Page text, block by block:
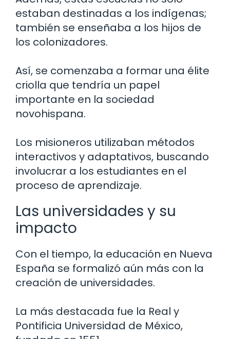
estaban destinadas a los indígenas;
también se enseñaba a los hijos de
los colonizadores.
Así, se comenzaba a formar una élite
criolla que tendría un papel
importante en la sociedad
novohispana.
Los misioneros utilizaban métodos
interactivos y adaptativos, buscando
involucrar a los estudiantes en el
proceso de aprendizaje.
Las universidades y su
impacto
Con el tiempo, la educación en Nueva
España se formalizó aún más con la
creación de universidades.
La más destacada fue la Real y
Pontificia Universidad de México,